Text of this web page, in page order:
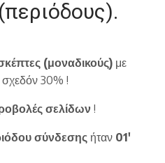
(περιόδους).
(μοναδικούς) με
30% !
σελίδων !
σύνδεσης ήταν 01′